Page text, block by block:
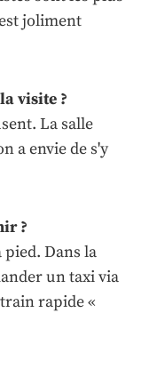
joliment
visite ?
La salle
a envie de s'y
?
pied. Dans la
un taxi via
rapide «